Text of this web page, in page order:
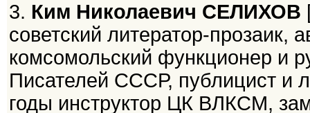
3. Ким Николаевич СЕЛИХОВ
советский литератор-прозаик,
комсомольский функционер и
Писателей СССР, публицист и
годы инструктор ЦК ВЛКСМ,